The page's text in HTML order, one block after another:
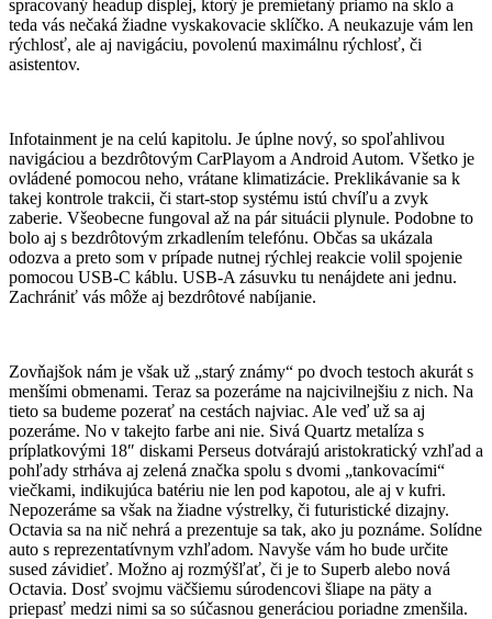
spracovaný headup displej, ktorý je premietaný priamo na sklo a
teda vás nečaká žiadne vyskakovacie sklíčko. A neukazuje vám len
rýchlosť, ale aj navigáciu, povolenú maximálnu rýchlosť, či
asistentov.
Infotainment je na celú kapitolu. Je úplne nový, so spoľahlivou
navigáciou a bezdrôtovým CarPlayom a Android Autom. Všetko je
ovládené pomocou neho, vrátane klimatizácie. Preklikávanie sa k
takej kontrole trakcii, či start-stop systému istú chvíľu a zvyk
zaberie. Všeobecne fungoval až na pár situácii plynule. Podobne to
bolo aj s bezdrôtovým zrkadlením telefónu. Občas sa ukázala
odozva a preto som v prípade nutnej rýchlej reakcie volil spojenie
pomocou USB-C káblu. USB-A zásuvku tu nenájdete ani jednu.
Zachrániť vás môže aj bezdrôtové nabíjanie.
Zovňajšok nám je však už „starý známy“ po dvoch testoch akurát s
menšími obmenami. Teraz sa pozeráme na najcivilnejšiu z nich. Na
tieto sa budeme pozerať na cestách najviac. Ale veď už sa aj
pozeráme. No v takejto farbe ani nie. Sivá Quartz metalíza s
príplatkovými 18″ diskami Perseus dotvárajú aristokratický vzhľad a
pohľady strháva aj zelená značka spolu s dvomi „tankovacími“
viečkami, indikujúca batériu nie len pod kapotou, ale aj v kufri.
Nepozeráme sa však na žiadne výstrelky, či futuristické dizajny.
Octavia sa na nič nehrá a prezentuje sa tak, ako ju poznáme. Solídne
auto s reprezentatívnym vzhľadom. Navyše vám ho bude určite
sused závidieť. Možno aj rozmýšľať, či je to Superb alebo nová
Octavia. Dosť svojmu väčšiemu súrodencovi šliape na päty a
priepasť medzi nimi sa so súčasnou generáciou poriadne zmenšila.